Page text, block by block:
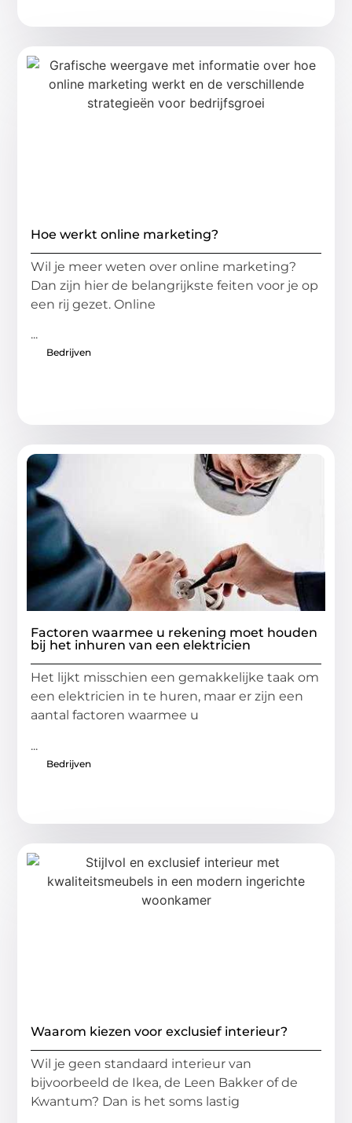
Hoe werkt online marketing?
Wil je meer weten over online marketing?
Dan zijn hier de belangrijkste feiten voor je op
een rij gezet. Online
...
Bedrijven
Factoren waarmee u rekening moet houden
bij het inhuren van een elektricien
Het lijkt misschien een gemakkelijke taak om
een ​​elektricien in te huren, maar er zijn een
aantal factoren waarmee u
...
Bedrijven
Waarom kiezen voor exclusief interieur?
Wil je geen standaard interieur van
bijvoorbeeld de Ikea, de Leen Bakker of de
Kwantum? Dan is het soms lastig